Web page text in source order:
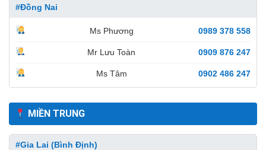
#Đồng Nai
Ms Phương 0989 378 558
Mr Lưu Toàn 0909 876 247
Ms Tâm 0902 486 247
MIỀN TRUNG
#Gia Lai (Bình Định)